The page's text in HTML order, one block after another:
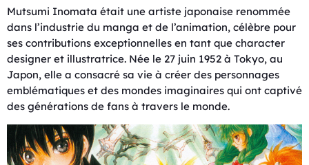
Mutsumi Inomata était une artiste japonaise renommée
dans l’industrie du manga et de l’animation, célèbre pour
ses contributions exceptionnelles en tant que character
designer et illustratrice. Née le 27 juin 1952 à Tokyo, au
Japon, elle a consacré sa vie à créer des personnages
emblématiques et des mondes imaginaires qui ont captivé
des générations de fans à travers le monde.